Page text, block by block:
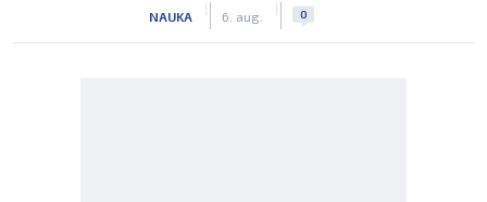
NAUKA
|
6. aug.
| 0